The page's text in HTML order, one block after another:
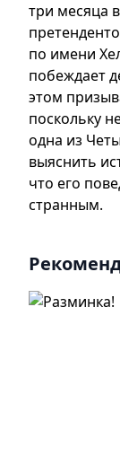
три месяца
по имени
побеждает
этом
поскольку
одна из
выяснить
что его
странным.